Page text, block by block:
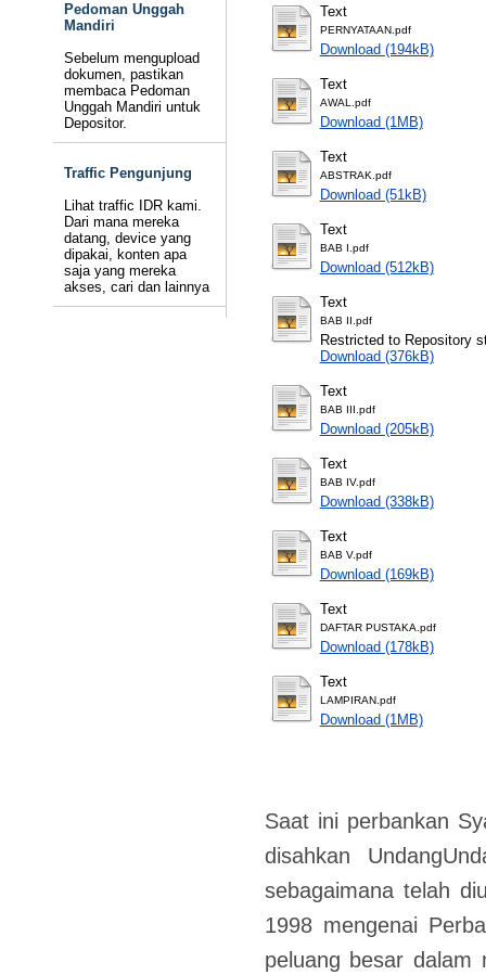
Pedoman Unggah
Mandiri
Sebelum mengupload
dokumen, pastikan
membaca Pedoman
Unggah Mandiri untuk
Depositor.
Traffic Pengunjung
Lihat traffic IDR kami.
Dari mana mereka
datang, device yang
dipakai, konten apa
saja yang mereka
akses, cari dan lainnya
Text
PERNYATAAN.pdf
Download (194kB)
Text
AWAL.pdf
Download (1MB)
Text
ABSTRAK.pdf
Download (51kB)
Text
BAB I.pdf
Download (512kB)
Text
BAB II.pdf
Restricted to Repository
Download (376kB)
Text
BAB III.pdf
Download (205kB)
Text
BAB IV.pdf
Download (338kB)
Text
BAB V.pdf
Download (169kB)
Text
DAFTAR PUSTAKA.pdf
Download (178kB)
Text
LAMPIRAN.pdf
Download (1MB)
Saat ini perbankan
disahkan
sebagaimana telah
1998 mengenai
peluang besar dalam